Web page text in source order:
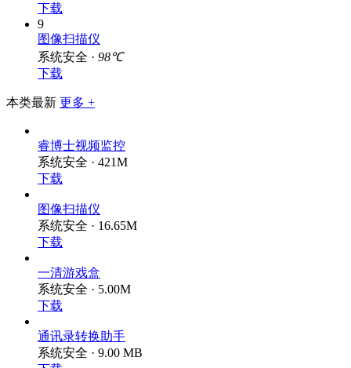
下载
9
图像扫描仪
系统安全 · 98℃
下载
本类最新 更多 +
睿博士视频监控
系统安全 · 421M
下载
图像扫描仪
系统安全 · 16.65M
下载
一清游戏盒
系统安全 · 5.00M
下载
通讯录转换助手
系统安全 · 9.00 MB